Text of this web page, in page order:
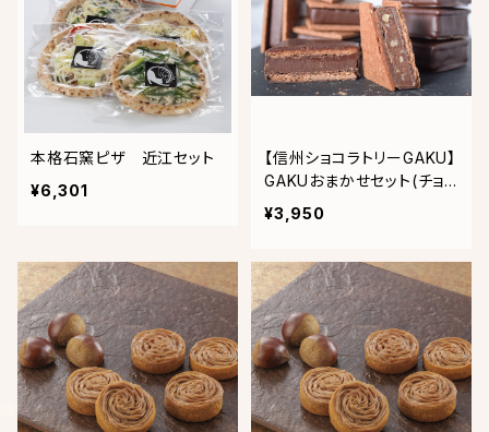
本格石窯ピザ 近江セット
¥6,301
【信州ショコラトリーGAKU】
GAKUおまかせセット(チョ
コサンド6個セット)
¥3,950